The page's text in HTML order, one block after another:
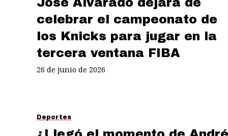
celebrar el campeonato de
los Knicks para jugar en la
tercera ventana FIBA
26 de junio de 2026
Deportes